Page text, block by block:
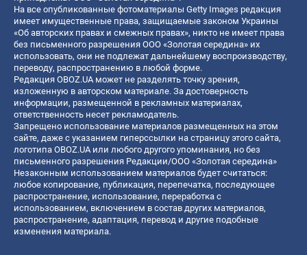
На все опубликованные фотоматериалы Getty Images редакция
имеет имущественные права, защищаемые законом Украины
«Об авторских правах и смежных правах», никто не имеет права
без письменного разрешения ООО «Золотая середина» их
использовать, они не подлежат дальнейшему воспроизводству,
переводу, распространению в любой форме.
Редакция OBOZ.UA может не разделять точку зрения,
изложенную в авторском материале. За достоверность
информации, размещенной в рекламных материалах,
ответственность несет рекламодатель.
Запрещено использование материалов размещенных на этом
сайте, даже с указанием гиперссылки на страницу этого сайта,
логотипа OBOZ.UA или любого другого упоминания, но без
письменного разрешения Редакции/ООО «Золотая середина»
Незаконным использованием материалов будет считаться:
любое копирование, публикация, перепечатка, последующее
распространение, использование, переработка с
использованием, включением в состав других материалов,
распространение, адаптация, перевод и другие подобные
изменения материала.